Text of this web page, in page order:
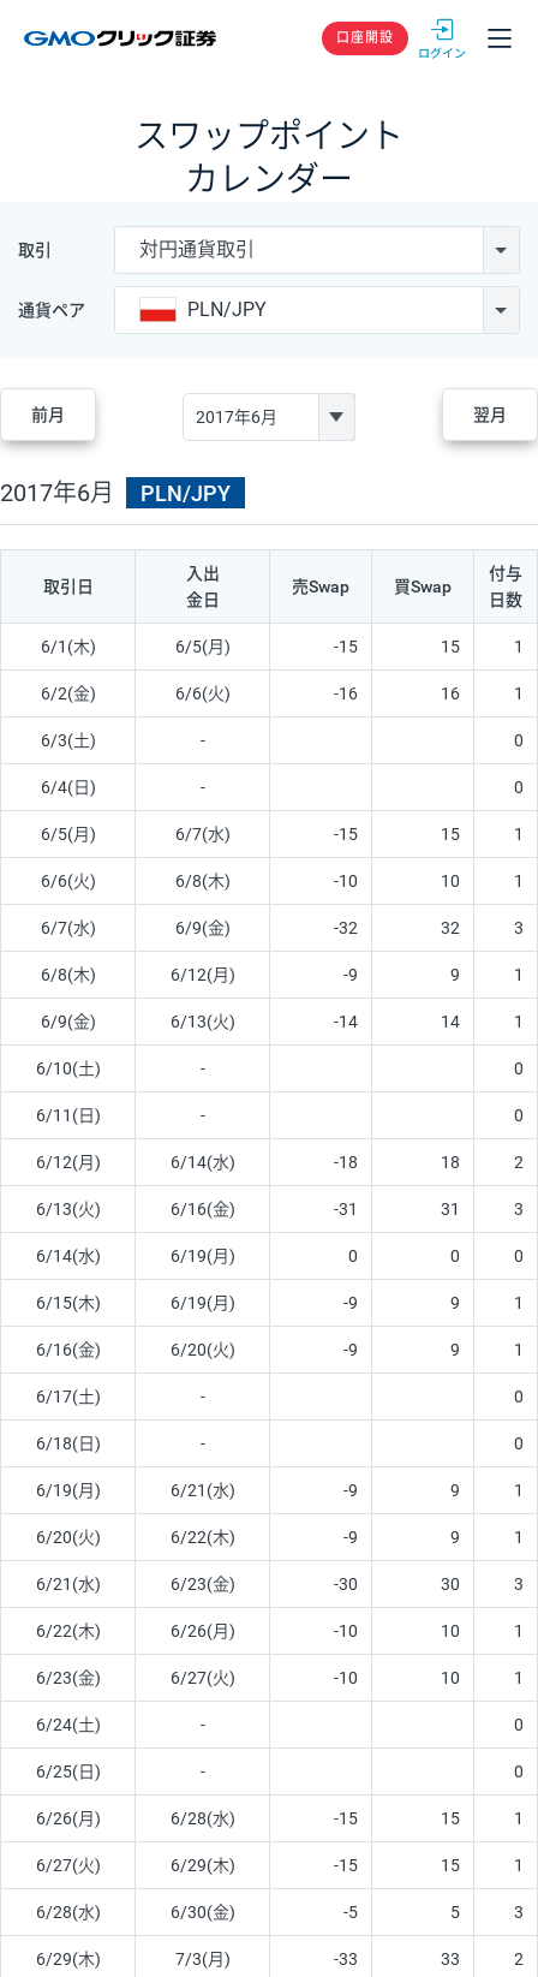
GMOクリック
口座開設
スワップポイント
カレンダー
取引 対円通貨取引
通貨ペア PLN/JPY
前月 翌月
2017年6月 PLN/JPY
取引日
入出
金日
売Swap 買Swap
付与
日数
6/1(木) 6/5(月) -15 15 1
6/2(金) 6/6(火) -16 16 1
6/3(土) - 0
6/4(日) - 0
6/5(月) 6/7(水) -15 15 1
6/6(火) 6/8(木) -10 10 1
6/7(水) 6/9(金) -32 32 3
6/8(木) 6/12(月) -9 9 1
6/9(金) 6/13(火) -14 14 1
6/10(土) - 0
6/11(日) - 0
6/12(月) 6/14(水) -18 18 2
6/13(火) 6/16(金) -31 31 3
6/14(水) 6/19(月) 0 0 0
6/15(木) 6/19(月) -9 9 1
6/16(金) 6/20(火) -9 9 1
6/17(土) - 0
6/18(日) - 0
6/19(月) 6/21(水) -9 9 1
6/20(火) 6/22(木) -9 9 1
6/21(水) 6/23(金) -30 30 3
6/22(木) 6/26(月) -10 10 1
6/23(金) 6/27(火) -10 10 1
6/24(土) - 0
6/25(日) - 0
6/26(月) 6/28(水) -15 15 1
6/27(火) 6/29(木) -15 15 1
6/28(水) 6/30(金) -5 5 3
6/29(木) 7/3(月) -33 33 2